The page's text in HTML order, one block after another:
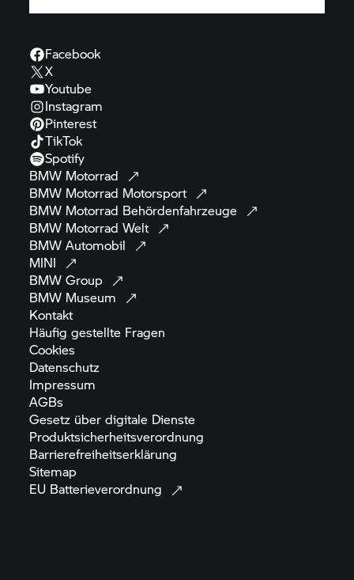
Facebook
X
Youtube
Instagram
Pinterest
TikTok
Spotify
BMW Motorrad
BMW Motorrad Motorsport
BMW Motorrad Behördenfahrzeuge
BMW Motorrad Welt
BMWAutomobil
MINI
BMWGroup
BMW Museum
Kontakt
Häufig gestellte Fragen
Cookies
Datenschutz
Impressum
AGBs
Gesetz über digitale Dienste
Produktsicherheitsverordnung
Barrierefreiheitserklärung
Sitemap
EU Batterieverordnung